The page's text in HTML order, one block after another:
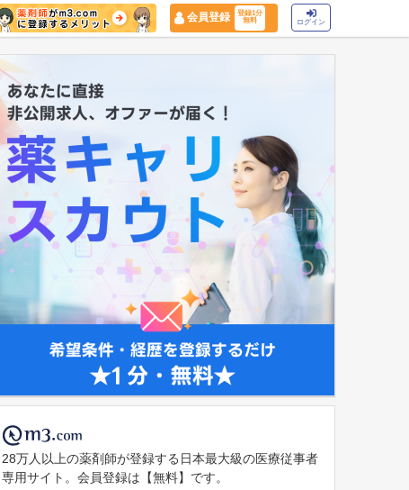
会員登録
登録1分
無料
ログイン
マイナ保険証
28万人以上の薬剤師が登録する日本最大級の医療従事者
専用サイト。会員登録は【無料】です。